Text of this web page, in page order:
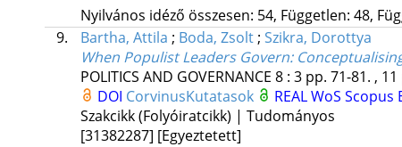
Nyilvános idéző összesen: 54, Független: 48,
9.
Bartha, Attila ; Boda, Zsolt; Szikra, Dorottya
When Populist Leaders Govern:
POLITICS AND GOVERNANCE 8: 3 pp. 71-81. , 11
DOI CorvinusKutatasok REALWoS Scopus
Szakcikk (Folyóiratcikk) | Tudományos
[31382287] [Egyeztetett]